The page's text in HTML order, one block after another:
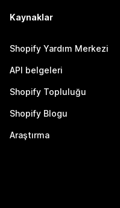
Kaynaklar
Shopify Yardım Merkezi
API belgeleri
Shopify Topluluğu
Shopify Blogu
Araştırma